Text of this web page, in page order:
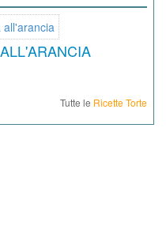
Tutte le Ricette Torte